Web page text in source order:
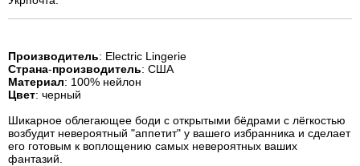
Производитель: Electric Lingerie
Страна-производитель: США
Материал: 100% нейлон
Цвет: черный
Шикарное облегающее боди с открытыми бёдрами с лёгкостью
возбудит невероятный "аппетит" у вашего избранника и сделает
его готовым к воплощению самых невероятных ваших
фантазий.